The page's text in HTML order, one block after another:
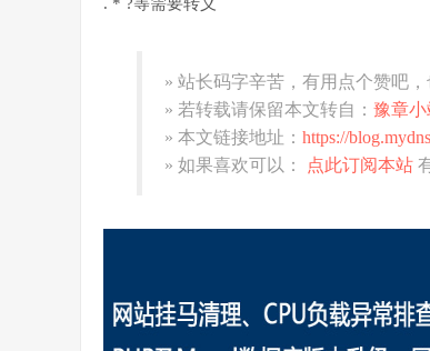
» 站长码字辛苦，有用点个赞吧
» 若转载请保留本文转自： 豫章小
» 本文链接地址： https://
» 如果喜欢可以：
点此订阅本站